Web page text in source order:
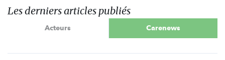
Les derniers articles publiés
Acteurs Carenews